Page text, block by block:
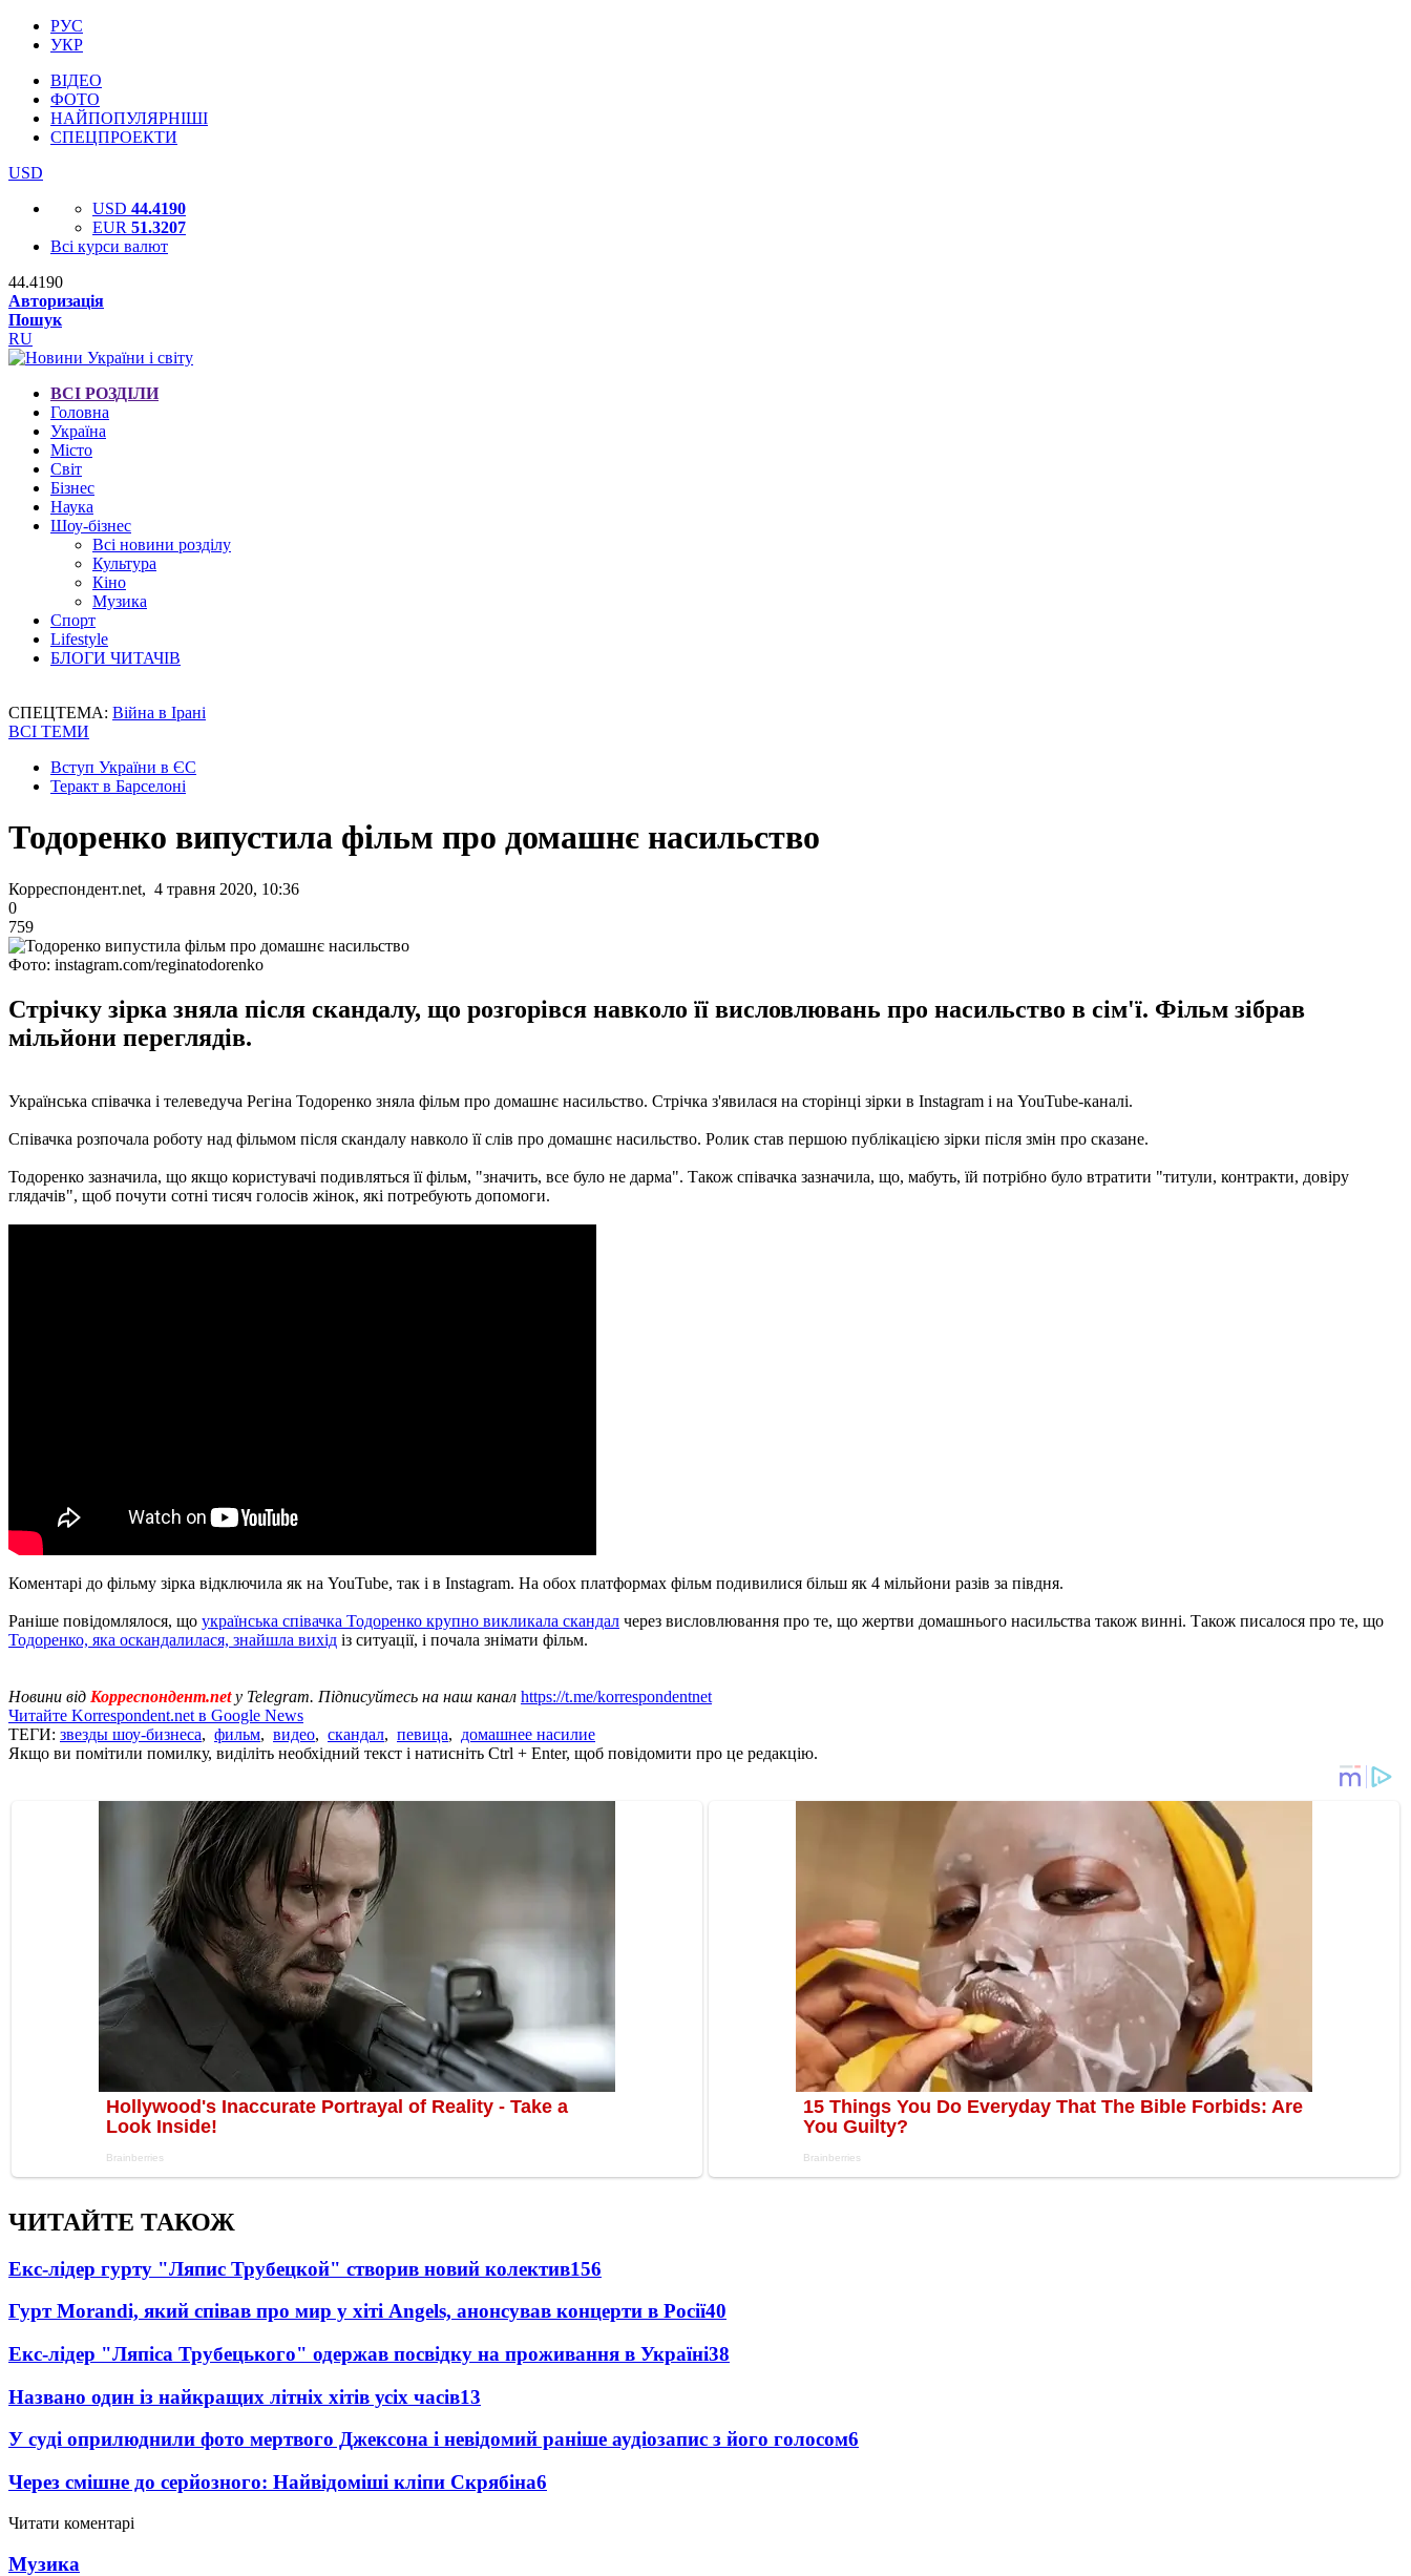
РУС
УКР
ВІДЕО
ФОТО
НАЙПОПУЛЯРНІШІ
СПЕЦПРОЕКТИ
USD
USD 44.4190
EUR 51.3207
Всі курси валют
44.4190
Авторизація
Пошук
RU
ВСІ РОЗДІЛИ
Головна
Україна
Місто
Світ
Бізнес
Наука
Шоу-бізнес
Всі новини розділу
Культура
Кіно
Музика
Спорт
Lifestyle
БЛОГИ ЧИТАЧІВ
СПЕЦТЕМА: Війна в Ірані
ВСІ ТЕМИ
Вступ України в ЄС
Теракт в Барселоні
Тодоренко випустила фільм про домашнє насильство
Корреспондент.net, 4 травня 2020, 10:36
0
759
Фото: instagram.com/reginatodorenko
Стрічку зірка зняла після скандалу, що розгорівся навколо її висловлювань про насильство в сім'ї. Фільм зібрав
мільйони переглядів.
Українська співачка і телеведуча Регіна Тодоренко зняла фільм про домашнє насильство. Стрічка з'явилася на сторінці зірки в Instagram і на YouTube-каналі.
Співачка розпочала роботу над фільмом після скандалу навколо її слів про домашнє насильство. Ролик став першою публікацією зірки після змін про сказане.
Тодоренко зазначила, що якщо користувачі подивляться її фільм, "значить, все було не дарма". Також співачка зазначила, що, мабуть, їй потрібно було втратити "титули, контракти, довіру
глядачів", щоб почути сотні тисяч голосів жінок, які потребують допомоги.
Коментарі до фільму зірка відключила як на YouTube, так і в Instagram. На обох платформах фільм подивилися більш як 4 мільйони разів за півдня.
Раніше повідомлялося, що українська співачка Тодоренко крупно викликала скандал через висловлювання про те, що жертви домашнього насильства також винні. Також писалося про те, що
Тодоренко, яка оскандалилася, знайшла вихід із ситуації, і почала знімати фільм.
Новини від Корреспондент.net у Telegram. Підписуйтесь на наш канал https://t.me/korrespondentnet
Читайте Korrespondent.net в Google News
ТЕГИ: звезды шоу-бизнеса, фильм, видео, скандал, певица, домашнее насилие
Якщо ви помітили помилку, виділіть необхідний текст і натисніть Ctrl + Enter, щоб повідомити про це редакцію.
ЧИТАЙТЕ ТАКОЖ
Екс-лідер гурту "Ляпис Трубецкой" створив новий колектив156
Гурт Morandi, який співав про мир у хіті Angels, анонсував концерти в Росії40
Екс-лідер "Ляпіса Трубецького" одержав посвідку на проживання в Україні38
Названо один із найкращих літніх хітів усіх часів13
У суді оприлюднили фото мертвого Джексона і невідомий раніше аудіозапис з його голосом6
Через смішне до серйозного: Найвідоміші кліпи Скрябіна6
Читати коментарі
Музика